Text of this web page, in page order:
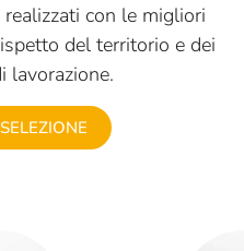
con le migliori
del territorio e dei
lavorazione.